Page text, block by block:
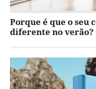
Porque é que o seu
diferente no verão?